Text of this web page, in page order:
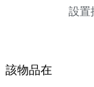
設置
該物品在